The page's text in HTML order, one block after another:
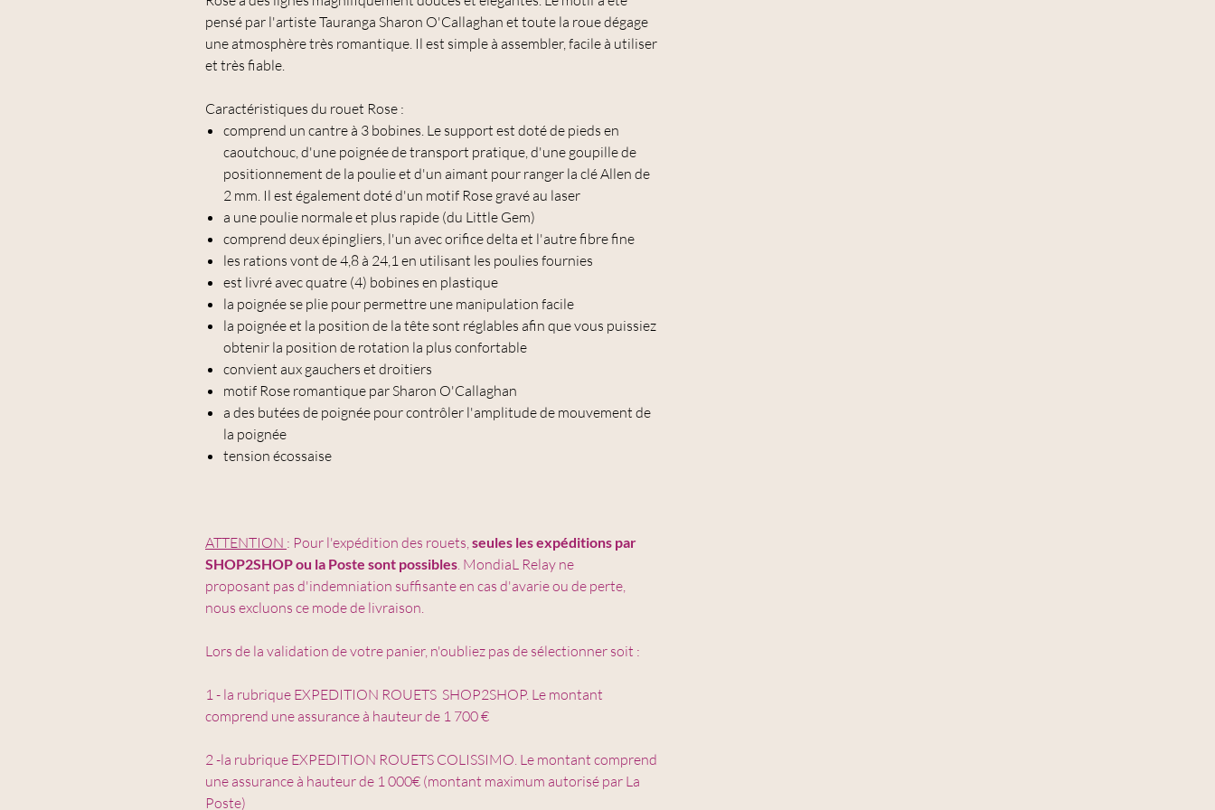
pensé par l'artiste Tauranga Sharon O'Callaghan et toute la roue dégage
une atmosphère très romantique. Il est simple à assembler, facile à utiliser
et très fiable.
Caractéristiques du rouet Rose :
comprend un cantre à 3 bobines. Le support est doté de pieds en
caoutchouc, d'une poignée de transport pratique, d'une goupille de
positionnement de la poulie et d'un aimant pour ranger la clé Allen de
2 mm. Il est également doté d'un motif Rose gravé au laser
a une poulie normale et plus rapide (du Little Gem)
comprend deux épingliers, l'un avec orifice delta et l'autre fibre fine
les rations vont de 4,8 à 24,1 en utilisant les poulies fournies
est livré avec quatre (4) bobines en plastique
la poignée se plie pour permettre une manipulation facile
la poignée et la position de la tête sont réglables afin que vous puissiez
obtenir la position de rotation la plus confortable
convient aux gauchers et droitiers
motif Rose romantique par Sharon O'Callaghan
a des butées de poignée pour contrôler l'amplitude de mouvement de
la poignée
tension écossaise
ATTENTION : Pour l'expédition des rouets,seules les expéditions par
SHOP2SHOP ou la Poste sont possibles. MondiaL Relay ne
proposant pas d'indemniation suffisante en cas d'avarie ou de perte,
nous excluons ce mode de livraison.
Lors de la validation de votre panier, n'oubliez pas de sélectionner soit :
1 - la rubrique EXPEDITION ROUETS SHOP2SHOP. Le montant
comprend une assurance à hauteur de 1 700 €
2 -la rubrique EXPEDITION ROUETS COLISSIMO. Le montant comprend
une assurance à hauteur de 1 000€ (montant maximum autorisé par La
Poste)